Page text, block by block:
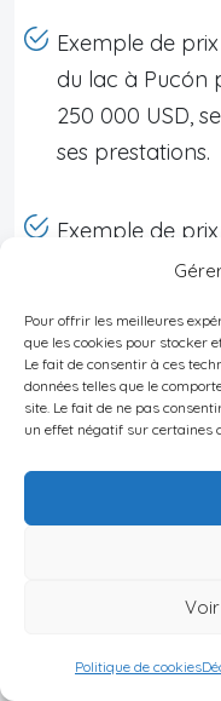
Pour offrir les meilleures
que les cookies pour stocker
Le fait de consentir à ces
données telles que le
site. Le fait de ne pas
un effet négatif sur certaines
Politique de cookies
Exemple de
du lac à Pucón
250 000 USD,
ses prestations.
Exemple de
dans un
250 000 USD.
Il est important de
bien dépendra de
qu’il s’agisse de
stables, de viser
d’un mix des deux
La diversité du